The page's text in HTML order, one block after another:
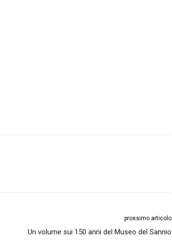
prossimo articolo
Un volume sui 150 anni del Museo del Sannio